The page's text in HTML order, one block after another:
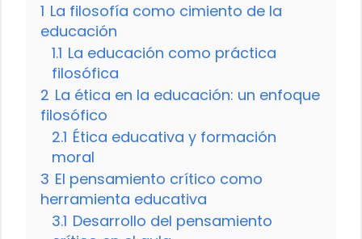
1 La filosofía como cimiento de la
educación
1.1 La educación como práctica
filosófica
2 La ética en la educación: un enfoque
filosófico
2.1 Ética educativa y formación
moral
3 El pensamiento crítico como
herramienta educativa
3.1 Desarrollo del pensamiento